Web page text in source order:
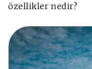
özellikler nedir?